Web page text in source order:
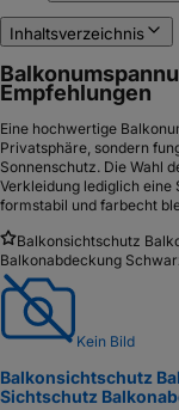
Inhaltsverzeichnis
Empfehlungen
Eine hochwertige
Privatsphäre, sondern
Sonnenschutz. Die Wahl
Verkleidung lediglich eine
formstabil und farbecht
Balkonsichtschutz
Balkonabdeckung
Kein Bild
Balkonsichtschutz
Sichtschutz